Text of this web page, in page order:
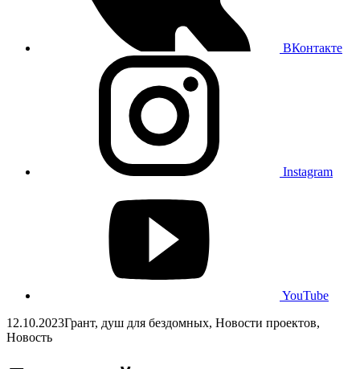
ВКонтакте
Instagram
YouTube
12.10.2023Грант, душ для бездомных, Новости проектов,
Новость